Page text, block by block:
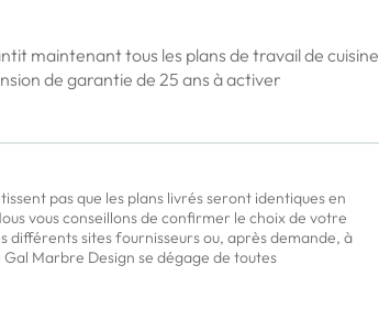
maintenant tous les plans de travail de cuisine
de garantie de 25 ans à activer
pas que les plans livrés seront identiques en
vous conseillons de confirmer le choix de votre
différents sites fournisseurs ou, après demande, à
Marbre Design se dégage de toutes